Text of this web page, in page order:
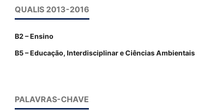
QUALIS 2013-2016
B2 – Ensino
B5 – Educação, Interdisciplinar e Ciências Ambientais
PALAVRAS-CHAVE